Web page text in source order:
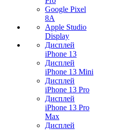
Google Pixel
8A
Apple Studio
Display
Дисплей
iPhone 13
Дисплей
iPhone 13 Mini
Дисплей
iPhone 13 Pro
Дисплей
iPhone 13 Pro
Max
Дисплей